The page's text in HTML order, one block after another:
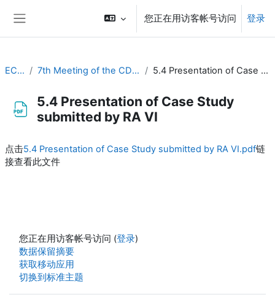
您正在用访客帐号访问 登录
EC-CDP 7th Meeting of the CDP (20-22 March 2023) 5.4 Presentation of Case Study submitted by RA VI
5.4 Presentation of Case Study
submitted by RA VI
点击5.4 Presentation of Case Study submitted by RA VI.pdf链
接查看此文件
您正在用访客帐号访问 (登录)
‎数据保留摘要‎
获取移动应用
切换到标准主题